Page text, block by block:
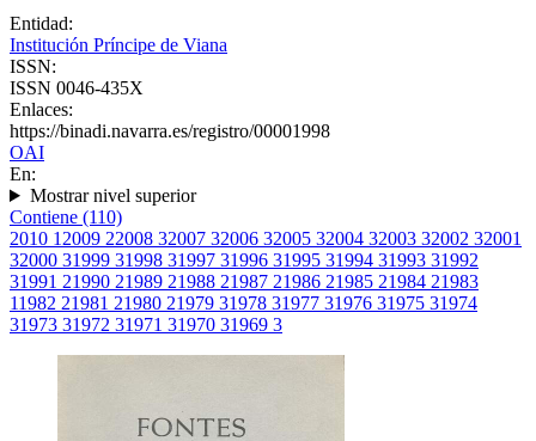
Entidad:
Institución Príncipe de Viana
ISSN:
ISSN 0046-435X
Enlaces:
https://binadi.navarra.es/registro/00001998
OAI
En:
Mostrar nivel superior
Contiene (110)
2010 1 2009 22008 32007 32006 32005 32004 32003 32002 32001
32000 31999 31998 31997 31996 31995 31994 31993 31992
31991 21990 21989 21988 21987 21986 21985 21984 21983
11982 21981 21980 21979 31978 31977 31976 31975 31974
31973 31972 31971 31970 31969 3